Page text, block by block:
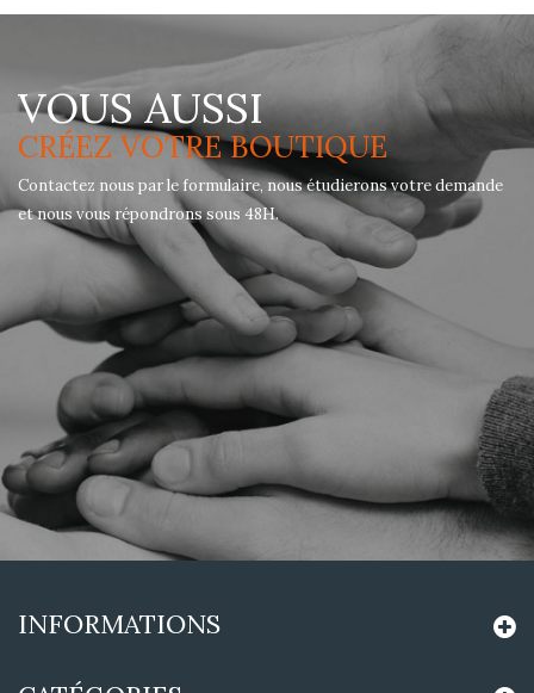
VOUS AUSSI
CRÉEZ VOTRE BOUTIQUE
Contactez nous par le formulaire, nous étudierons votre demande
et nous vous répondrons sous 48H.
INFORMATIONS